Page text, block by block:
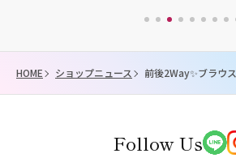
HOME ショップニュース 前後2Way✨ブラウス
Follow Us